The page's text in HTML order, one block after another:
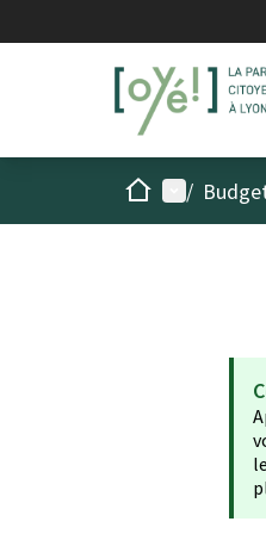
AccueilMenu
/